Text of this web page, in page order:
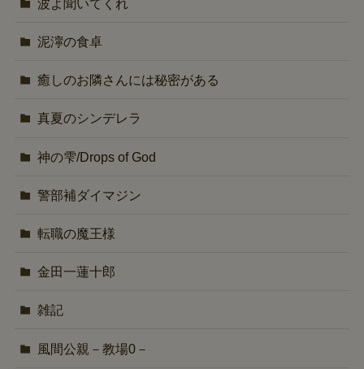
波よ聞いてくれ
泥濘の食卓
癒しのお隣さんには秘密がある
真夏のシンデレラ
神の雫/Drops of God
警部補ダイマジン
転職の魔王様
金田一蓮十郎
雑記
風間公親－教場0－